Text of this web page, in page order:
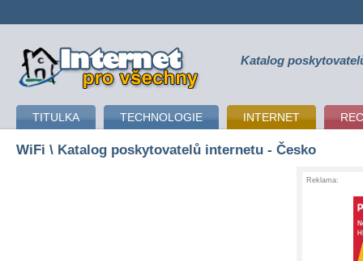
připojení k internetu Katalog
TITULKA TECHNOLOGIE INTERNET
WiFi \ Katalog poskytovatelů internetu - Česko
Reklama: